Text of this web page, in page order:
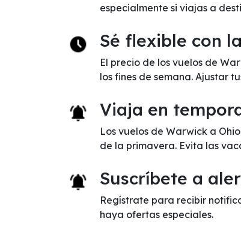
especialmente si viajas a
Sé flexible con
El precio de los vuelos de
los fines de semana. Ajustar
Viaja en
Los vuelos de Warwick a
de la primavera. Evita las
Suscríbete a
Regístrate para recibir
haya ofertas especiales.